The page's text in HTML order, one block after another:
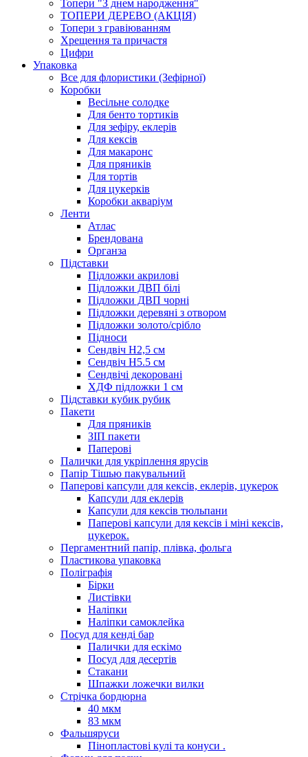
Топери "З днем народження"
ТОПЕРИ ДЕРЕВО (АКЦІЯ)
Топери з гравіюванням
Хрещення та причастя
Цифри
Упаковка
Все для флористики (Зефірної)
Коробки
Весільне солодке
Для бенто тортиків
Для зефіру, еклерів
Для кексів
Для макаронс
Для пряників
Для тортів
Для цукерків
Коробки акваріум
Ленти
Атлас
Брендована
Органза
Підставки
Підложки акрилові
Підложки ДВП білі
Підложки ДВП чорні
Підложки деревяні з отвором
Підложки золото/срібло
Підноси
Сендвіч H2,5 см
Сендвіч H5.5 см
Сендвічі декоровані
ХДФ підложки 1 см
Підставки кубик рубик
Пакети
Для пряників
ЗІП пакети
Паперові
Палички для укріплення ярусів
Папір Тішью пакувальний
Паперові капсули для кексів, еклерів, цукерок
Капсули для еклерів
Капсули для кексів тюльпани
Паперові капсули для кексів і міні кексів,
цукерок.
Пергаментний папір, плівка, фольга
Пластикова упаковка
Поліграфія
Бірки
Листівки
Наліпки
Наліпки самоклейка
Посуд для кенді бар
Палички для ескімо
Посуд для десертів
Стакани
Шпажки ложечки вилки
Стрічка бордюрна
40 мкм
83 мкм
Фальшяруси
Пінопластові кулі та конуси .